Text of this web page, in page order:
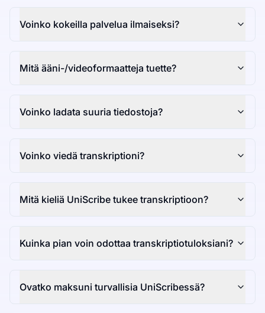
Voinko kokeilla palvelua ilmaiseksi?
Mitä ääni-/videoformaatteja tuette?
Voinko ladata suuria tiedostoja?
Voinko viedä transkriptioni?
Mitä kieliä UniScribe tukee transkriptioon?
Kuinka pian voin odottaa transkriptiotuloksiani?
Ovatko maksuni turvallisia UniScribessä?